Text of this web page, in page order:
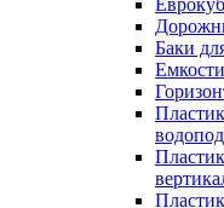
Баки